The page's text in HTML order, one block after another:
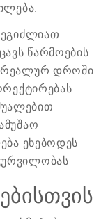
წარმოების
რეალურ დროში
ეხებოდეს